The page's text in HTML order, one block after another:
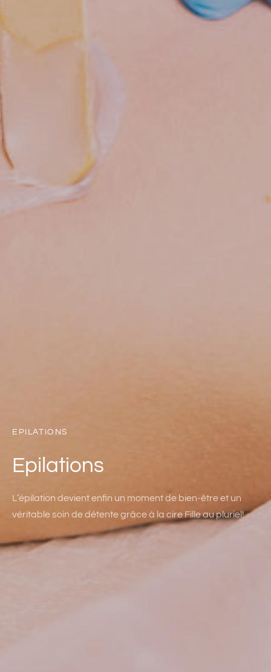
EPILATIONS
Epilations
L’épilation devient enfin un moment de bien-être et un
véritable soin de détente grâce à la cire Fille au pluriel!